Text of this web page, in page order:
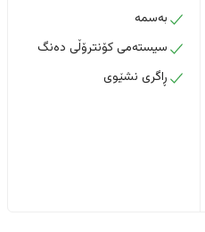
بەسمە
سیستەمی کۆنترۆڵی دەنگ
ڕاگری نشێوی